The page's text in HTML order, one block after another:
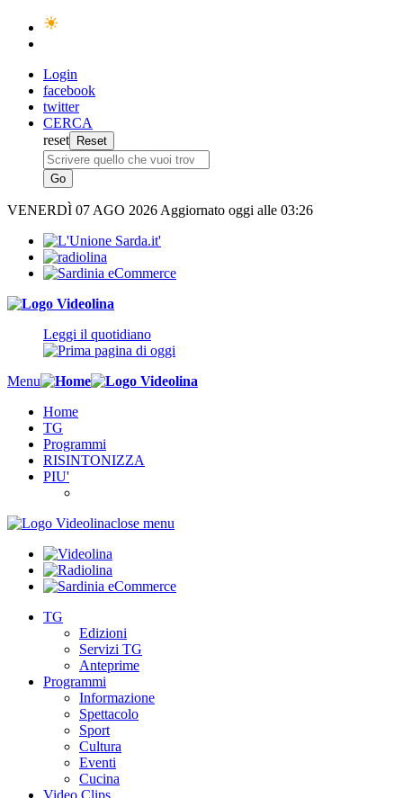
Login
facebook
twitter
CERCA
reset
VENERDÌ 07 AGO 2026 Aggiornato oggi alle 03:26
Leggi il quotidiano
Menu
Home
TG
Programmi
RISINTONIZZA
PIU'
close menu
TG
Edizioni
Servizi TG
Anteprime
Programmi
Informazione
Spettacolo
Sport
Cultura
Eventi
Cucina
Video Clips